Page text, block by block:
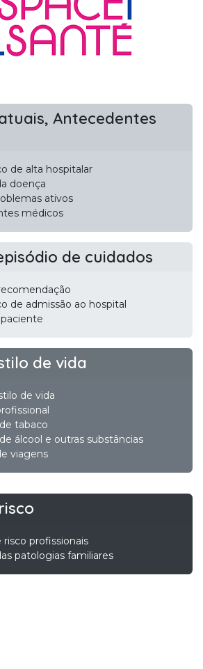
Antecedentes
de alta hospitalar
doença
ativos
médicos
de cuidados
de admissão ao hospital
de vida
de vida
tabaco
álcool e outras substâncias
viagens
risco profissionais
patologias familiares